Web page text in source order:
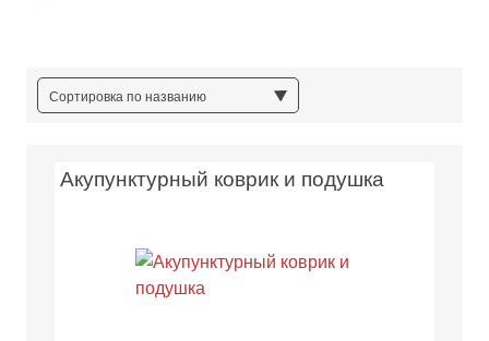
Сортировка по названию
Акупунктурный коврик и подушка